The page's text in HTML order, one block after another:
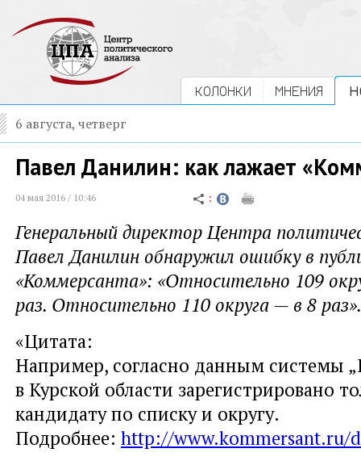
КОЛОНКИ МНЕНИЯ
6 августа, четверг
Павел Данилин: как лажает
04 мая 2016 / 10:46
Генеральный директор Центра
Павел Данилин обнаружил ошибку в
«Коммерсанта»: «Относительно 109
раз. Относительно 110 округа — в 8 раз».
«Цитата:
Например, согласно данным системы
в Курской области зарегистрировано
кандидату по списку и округу.
Подробнее: http://www.kommersant.ru/